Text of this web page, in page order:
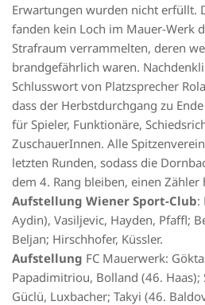
Erwartungen wurden nicht erfüllt.
fanden kein Loch im Mauer-Werk
Strafraum verrammelten, deren
brandgefährlich waren.
Schlusswort von Platzsprecher
dass der Herbstdurchgang zu
für Spieler, Funktionäre,
ZuschauerInnen. Alle
letzten Runden, sodass die
dem 4. Rang bleiben, einen
Aufstellung Wiener Sport-Club:
Aydin), Vasiljevic, Hayden, Pfaffl;
Beljan; Hirschhofer, Küssler.
Aufstellung FC Mauerwerk:
Papadimitriou, Bolland (46. Haas);
Güclü, Luxbacher; Takyi (46.